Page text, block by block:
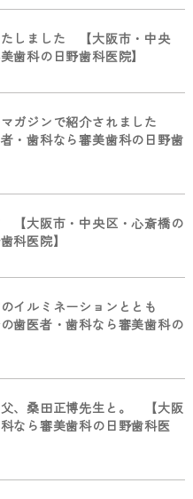
しました 【大阪市・中央
歯科の日野歯科医院】
ガジンで紹介されました
・歯科なら審美歯科の日野歯
【大阪市・中央区・心斎橋の
科医院】
イルミネーションととも
歯医者・歯科なら審美歯科の
、桑田正博先生と。 【大阪
なら審美歯科の日野歯科医